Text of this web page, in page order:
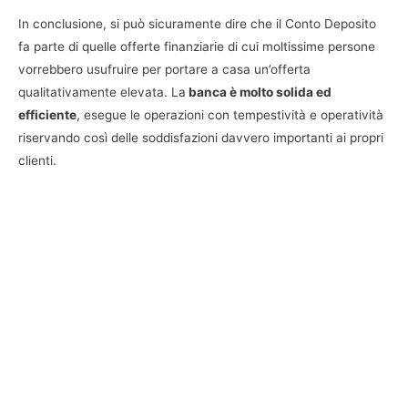
In conclusione, si può sicuramente dire che il Conto Deposito
fa parte di quelle offerte finanziarie di cui moltissime persone
vorrebbero usufruire per portare a casa un’offerta
qualitativamente elevata. La banca è molto solida ed
efficiente, esegue le operazioni con tempestività e operatività
riservando così delle soddisfazioni davvero importanti ai propri
clienti.